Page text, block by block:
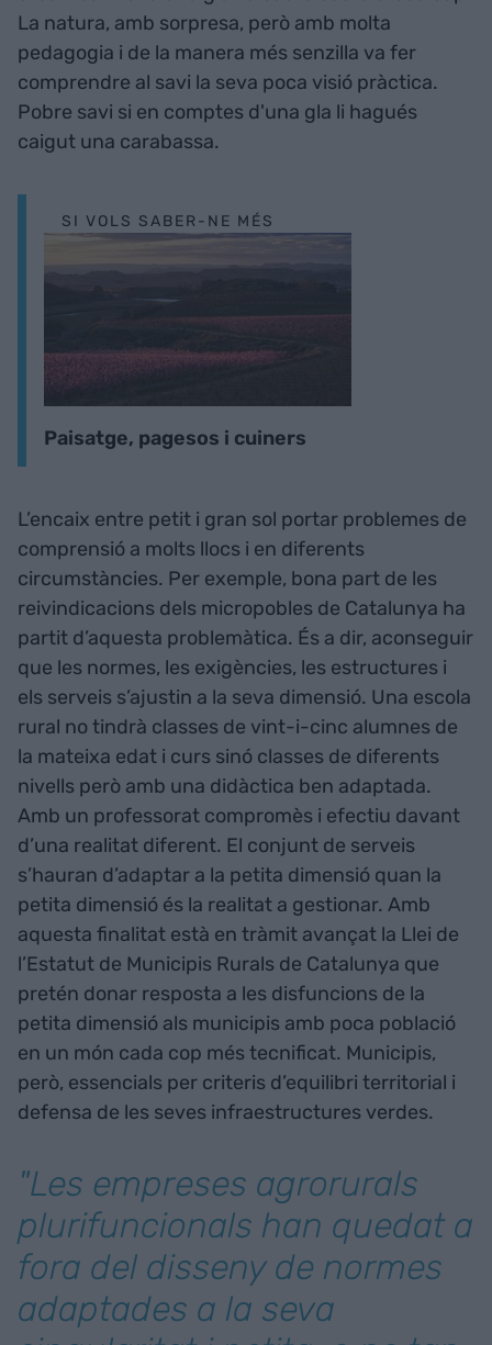
La natura, amb sorpresa, però amb molta
pedagogia i de la manera més senzilla va fer
comprendre al savi la seva poca visió pràctica.
Pobre savi si en comptes d'una gla li hagués
caigut una carabassa.
SI VOLS SABER-NE MÉS
Paisatge, pagesos i cuiners
L’encaix entre petit i gran sol portar problemes de
comprensió a molts llocs i en diferents
circumstàncies. Per exemple, bona part de les
reivindicacions dels micropobles de Catalunya ha
partit d’aquesta problemàtica. És a dir, aconseguir
que les normes, les exigències, les estructures i
els serveis s’ajustin a la seva dimensió. Una escola
rural no tindrà classes de vint-i-cinc alumnes de
la mateixa edat i curs sinó classes de diferents
nivells però amb una didàctica ben adaptada.
Amb un professorat compromès i efectiu davant
d’una realitat diferent. El conjunt de serveis
s’hauran d’adaptar a la petita dimensió quan la
petita dimensió és la realitat a gestionar. Amb
aquesta finalitat està en tràmit avançat la Llei de
l’Estatut de Municipis Rurals de Catalunya que
pretén donar resposta a les disfuncions de la
petita dimensió als municipis amb poca població
en un món cada cop més tecnificat. Municipis,
però, essencials per criteris d’equilibri territorial i
defensa de les seves infraestructures verdes.
"Les empreses agrorurals
plurifuncionals han quedat a
fora del disseny de normes
adaptades a la seva